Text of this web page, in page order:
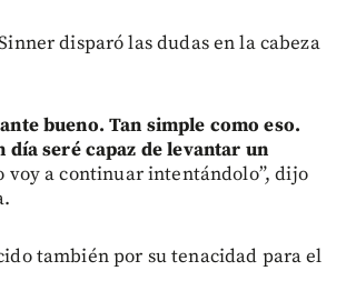
disparó las dudas en la cabeza
bueno. Tan simple como eso.
día seré capaz de levantar un
voy a continuar intentándolo”, dijo
también por su tenacidad para el